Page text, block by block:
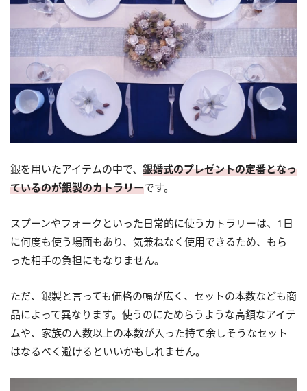
銀を用いたアイテムの中で、 銀婚式のプレゼントの定番となっ
ているのが銀製のカトラリーです。
スプーンやフォークといった日常的に使うカトラリーは、1日
に何度も使う場面もあり、気兼ねなく使用できるため、もら
った相手の負担にもなりません。
ただ、銀製と言っても価格の幅が広く、セットの本数なども商
品によって異なります。使うのにためらうような高額なアイテ
ムや、家族の人数以上の本数が入った持て余しそうなセット
はなるべく避けるといいかもしれません。